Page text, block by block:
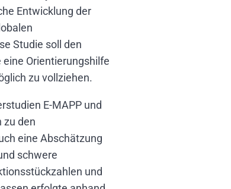
Entwicklung der
Studie soll den
Orientierungshilfe
zu vollziehen.
E-MAPP und
zu den
eine Abschätzung
schwere
und